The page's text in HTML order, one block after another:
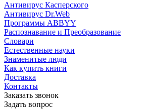
Антивирус Касперского
Антивирус Dr.Web
Программы ABBYY
Распознавание и Преобразование
Словари
Естественные науки
Знаменитые люди
Как купить книги
Доставка
Контакты
Заказать звонок
Задать вопрос